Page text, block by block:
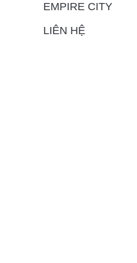
EMPIRE CITY
LIÊN HỆ